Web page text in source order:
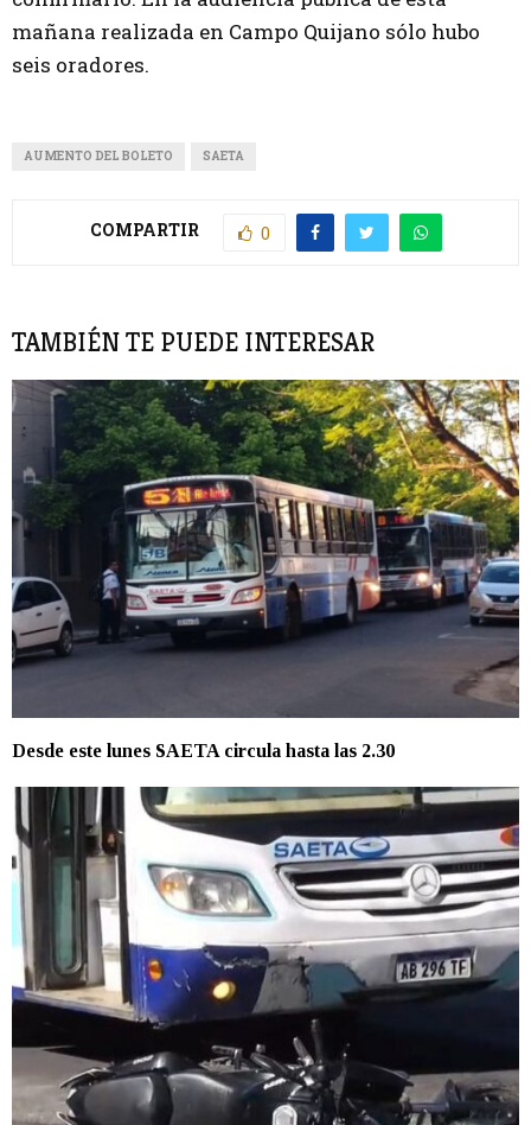
mañana realizada en Campo Quijano sólo hubo
seis oradores.
AUMENTO DEL BOLETO SAETA
COMPARTIR 0
TAMBIÉN TE PUEDE INTERESAR
Desde este lunes SAETA circula hasta las 2.30